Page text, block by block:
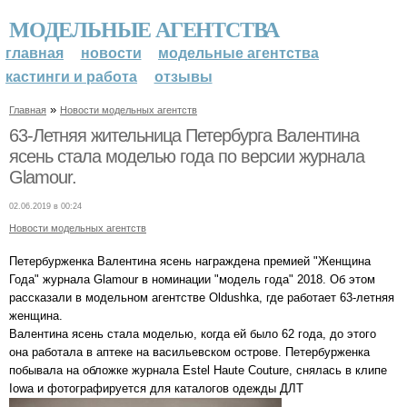
МОДЕЛЬНЫЕ АГЕНТСТВА
главная новости
модельные агентства
кастинги и работа
отзывы
Главная » Новости модельных агентств
63-Летняя жительница Петербурга Валентина
ясень стала моделью года по версии журнала
Glamour.
02.06.2019 в 00:24
Новости модельных агентств
Петербурженка Валентина ясень награждена премией "Женщина
Года" журнала Glamour в номинации "модель года" 2018. Об этом
рассказали в модельном агентстве Oldushka, где работает 63-летняя
женщина.
Валентина ясень стала моделью, когда ей было 62 года, до этого
она работала в аптеке на васильевском острове. Петербурженка
побывала на обложке журнала Estel Haute Couture, снялась в клипе
Iowa и фотографируется для каталогов одежды ДЛТ